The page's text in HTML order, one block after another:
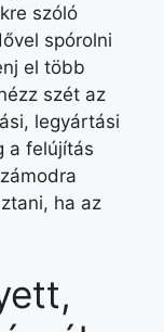
szóló
spórolni
el több
szét az
legyártási
a felújítás
ha az